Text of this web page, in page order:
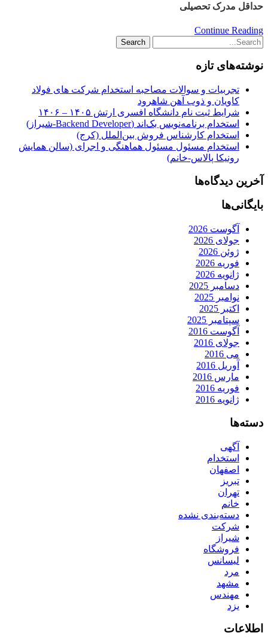
حداقل مدرک تحصیلی
Continue Reading
نوشته‌های تازه
تجربیات و سوالات مصاحبه استخدام شرکت های فولاد
کاویان و ذوب آهن شاهرود
شرایط ثبت نام دانشگاه افسری ارتش ۱۴۰۵ – ۱۴۰۶
استخدام برنامه‌نویس بک‌اند (Backend Developer-شیراز)
استخدام کارشناس فروش بین‌الملل (کرج)
استخدام مسئول مسئول هماهنگی و اجرای (سالن همایش
رونیکا پالاس-خانم)
آخرین دیدگاه‌ها
بایگانی‌ها
آگوست 2026
جولای 2026
ژوئن 2026
فوریه 2026
ژانویه 2026
دسامبر 2025
نوامبر 2025
اکتبر 2025
سپتامبر 2025
آگوست 2016
جولای 2016
می 2016
آوریل 2016
مارس 2016
فوریه 2016
ژانویه 2016
دسته‌ها
آگهی
استخدام
اصفهان
تبریز
تهران
خانم
دسته‌بندی نشده
شرکت
شیراز
فروشگاه
لیسانس
مرد
مشهد
مهندس
یزد
اطلاعات